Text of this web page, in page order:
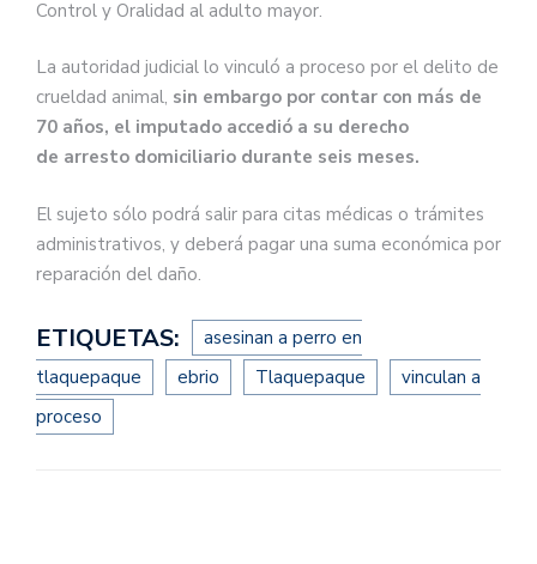
Control y Oralidad al adulto mayor.
La autoridad judicial lo vinculó a proceso por el delito de
crueldad animal, sin embargo por contar con más de
70 años, el imputado accedió a su derecho
de arresto domiciliario durante seis meses.
El sujeto sólo podrá salir para citas médicas o trámites
administrativos, y deberá pagar una suma económica por
reparación del daño.
ETIQUETAS:
asesinan a perro en
tlaquepaque
ebrio Tlaquepaque
vinculan a
proceso